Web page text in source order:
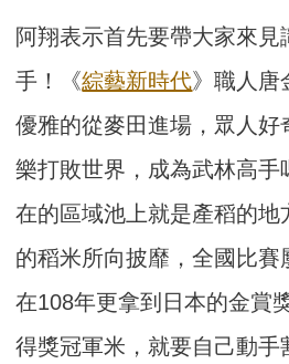
阿翔表示首先要帶大家來見
手！《綜藝新時代》職人唐
優雅的從麥田進場，眾人好
樂打敗世界，成為武林高手
在的區域池上就是產稻的地
的稻米所向披靡，全國比賽
在108年更拿到日本的金賞
得獎冠軍米，就要自己動手